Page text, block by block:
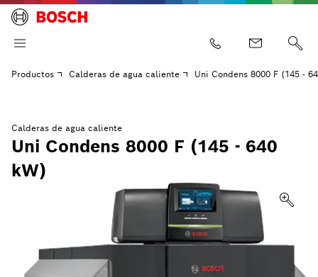
Productos Calderas de agua caliente Uni Condens 8000 F (145 -
Calderas de agua caliente
Uni Condens 8000 F (145 - 640
kW)